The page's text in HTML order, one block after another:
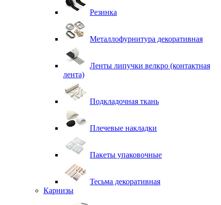
Резинка
Металлофурнитура декоративная
Ленты липучки велкро (контактная
лента)
Подкладочная ткань
Плечевые накладки
Пакеты упаковочные
Тесьма декоративная
Карнизы